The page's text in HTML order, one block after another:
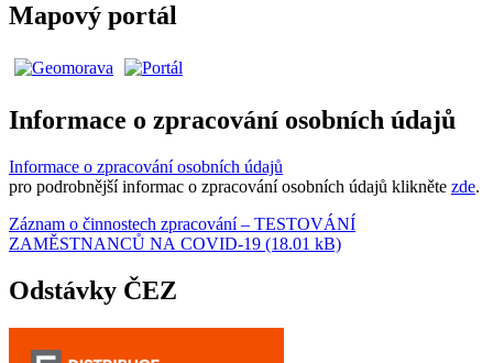
Mapový portál
Informace o zpracování osobních údajů
Informace o zpracování osobních údajů
pro podrobnější informac o zpracování osobních údajů klikněte zde.
Záznam o činnostech zpracování – TESTOVÁNÍ
ZAMĚSTNANCŮ NA COVID-19 (18.01 kB)
Odstávky ČEZ